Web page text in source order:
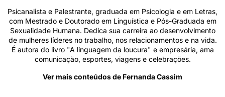
Psicanalista e Palestrante, graduada em Psicologia e em Letras,
com Mestrado e Doutorado em Linguística e Pós-Graduada em
Sexualidade Humana. Dedica sua carreira ao desenvolvimento
de mulheres líderes no trabalho, nos relacionamentos e na vida.
É autora do livro "A linguagem da loucura" e empresária, ama
comunicação, esportes, viagens e celebrações.
Ver mais conteúdos de Fernanda Cassim